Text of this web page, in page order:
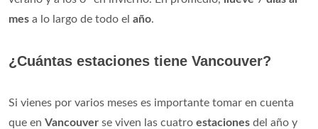
mes a lo largo de todo el año.
¿Cuántas estaciones tiene Vancouver?
Si vienes por varios meses es importante tomar en cuenta
que en Vancouver se viven las cuatro estaciones del año y